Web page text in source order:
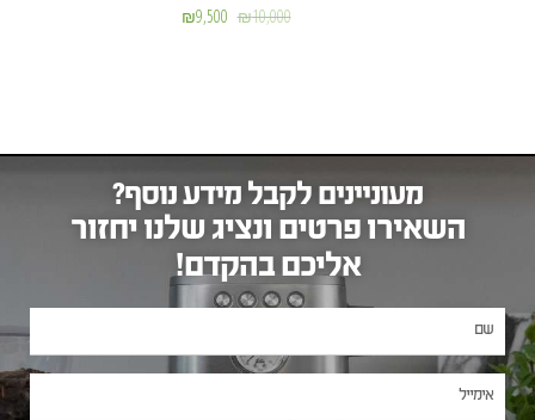
₪10,000
₪9,500
מעוניינים לקבל מידע נוסף?
השאירו פרטים ונציג שלנו יחזור
אליכם בהקדם!